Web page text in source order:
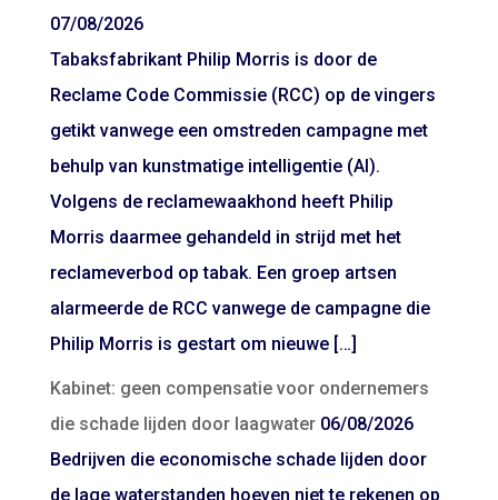
07/08/2026
Tabaksfabrikant Philip Morris is door de
Reclame Code Commissie (RCC) op de vingers
getikt vanwege een omstreden campagne met
behulp van kunstmatige intelligentie (AI).
Volgens de reclamewaakhond heeft Philip
Morris daarmee gehandeld in strijd met het
reclameverbod op tabak. Een groep artsen
alarmeerde de RCC vanwege de campagne die
Philip Morris is gestart om nieuwe […]
Kabinet: geen compensatie voor ondernemers
die schade lijden door laagwater 06/08/2026
Bedrijven die economische schade lijden door
de lage waterstanden hoeven niet te rekenen op